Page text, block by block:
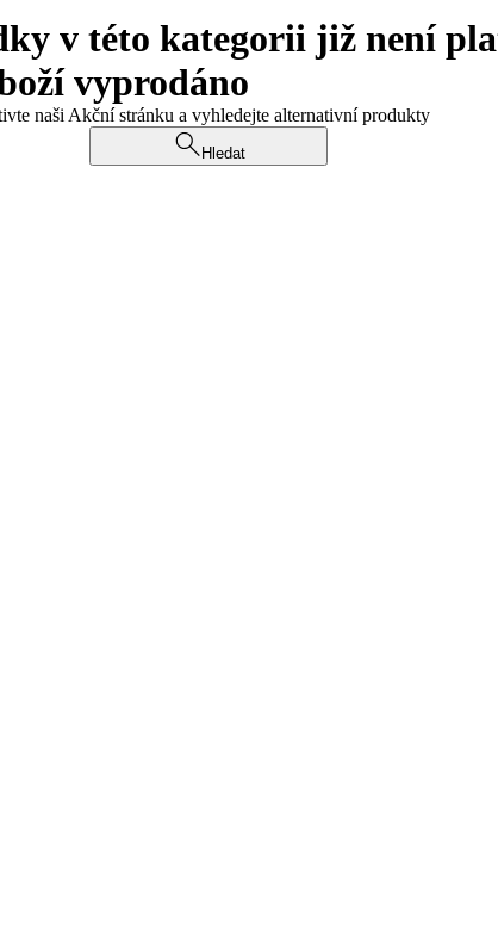
v této kategorii již není
vyprodáno
naši Akční stránku a vyhledejte alternativní produkty
Hledat